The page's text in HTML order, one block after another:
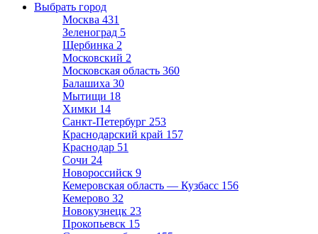
Выбрать город
Москва 431
Зеленоград 5
Щербинка 2
Московский 2
Московская область 360
Балашиха 30
Мытищи 18
Химки 14
Санкт-Петербург 253
Краснодарский край 157
Краснодар 51
Сочи 24
Новороссийск 9
Кемеровская область — Кузбасс 156
Кемерово 32
Новокузнецк 23
Прокопьевск 15